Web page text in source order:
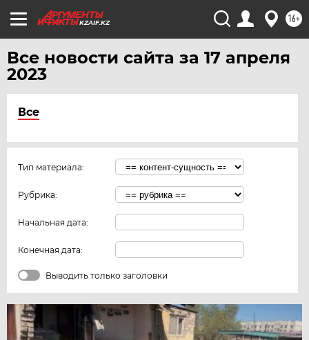
KZAIF.KZ 16+
Все новости сайта за 17 апреля
2023
Все
Тип материала:
Рубрика:
Начальная дата:
Конечная дата:
Выводить только заголовки